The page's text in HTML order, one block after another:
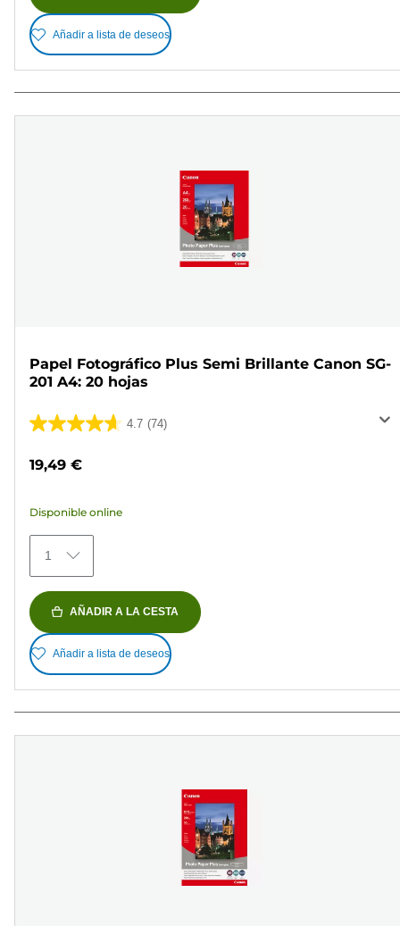
Añadir a lista de deseos
Papel Fotográfico Plus Semi Brillante Canon SG-
201 A4: 20 hojas
4.7 (74)
4.7
74
reseñas
19,49 €
Disponible online
1
AÑADIR A LA CESTA
Añadir a lista de deseos